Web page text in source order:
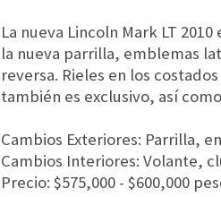
La nueva Lincoln Mark LT
la nueva parrilla, emblemas
reversa. Rieles en los
también es exclusivo, así
Cambios Exteriores: Parrilla,
Cambios Interiores: Volante,
Precio: $575,000 - $600,000